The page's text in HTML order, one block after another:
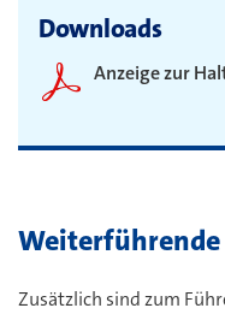
Downloads
Anzeige zur
Zusätzlich sind zum